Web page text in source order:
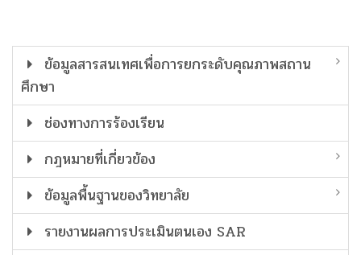
ข้อมูลสารสนเทศเพื่อการยกระดับคุณภาพสถาน
ศึกษา
ช่องทางการร้องเรียน
กฎหมายที่เกี่ยวข้อง
ข้อมูลพื้นฐานของวิทยาลัย
รายงานผลการประเมินตนเอง SAR